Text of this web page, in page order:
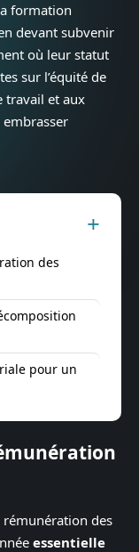
formation
devant subvenir
où leur statut
sur l’équité de
travail et aux
embrasser
des
pour un
rémunération des
essentielle